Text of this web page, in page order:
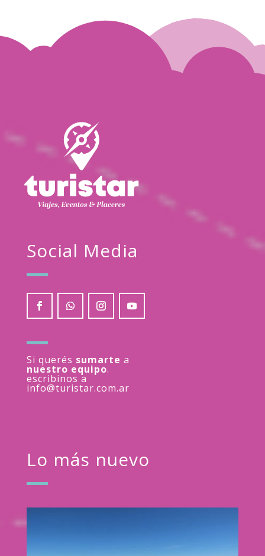
Social Media
Si querés sumarte a
nuestro equipo.
escribinos a
info@turistar.com.ar
Lo más nuevo